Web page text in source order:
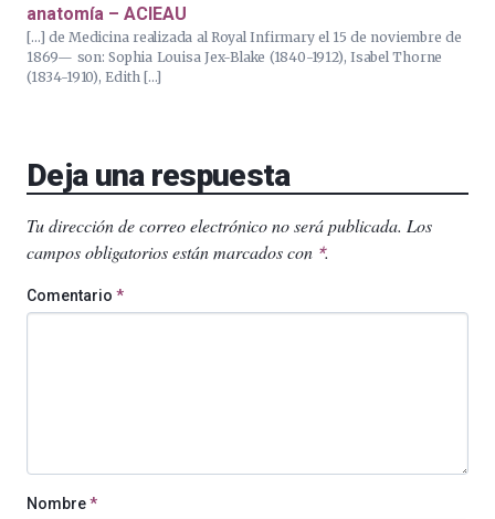
anatomía – ACIEAU
[…] de Medicina realizada al Royal Infirmary el 15 de noviembre de
1869— son: Sophia Louisa Jex-Blake (1840-1912), Isabel Thorne
(1834-1910), Edith […]
Deja una respuesta
Tu dirección de correo electrónico no será publicada. Los
campos obligatorios están marcados con *.
Comentario *
Nombre*